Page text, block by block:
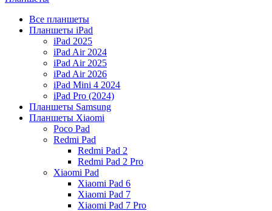
Все планшеты
Планшеты iPad
iPad 2025
iPad Air 2024
iPad Air 2025
iPad Air 2026
iPad Mini 4 2024
iPad Pro (2024)
Планшеты Samsung
Планшеты Xiaomi
Poco Pad
Redmi Pad
Redmi Pad 2
Redmi Pad 2 Pro
Xiaomi Pad
Xiaomi Pad 6
Xiaomi Pad 7
Xiaomi Pad 7 Pro